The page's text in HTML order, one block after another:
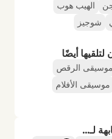
الهيب هوب
شوجيز
أيضًا
موسيقى الرقص
موسيقى الأفلام
لـ...